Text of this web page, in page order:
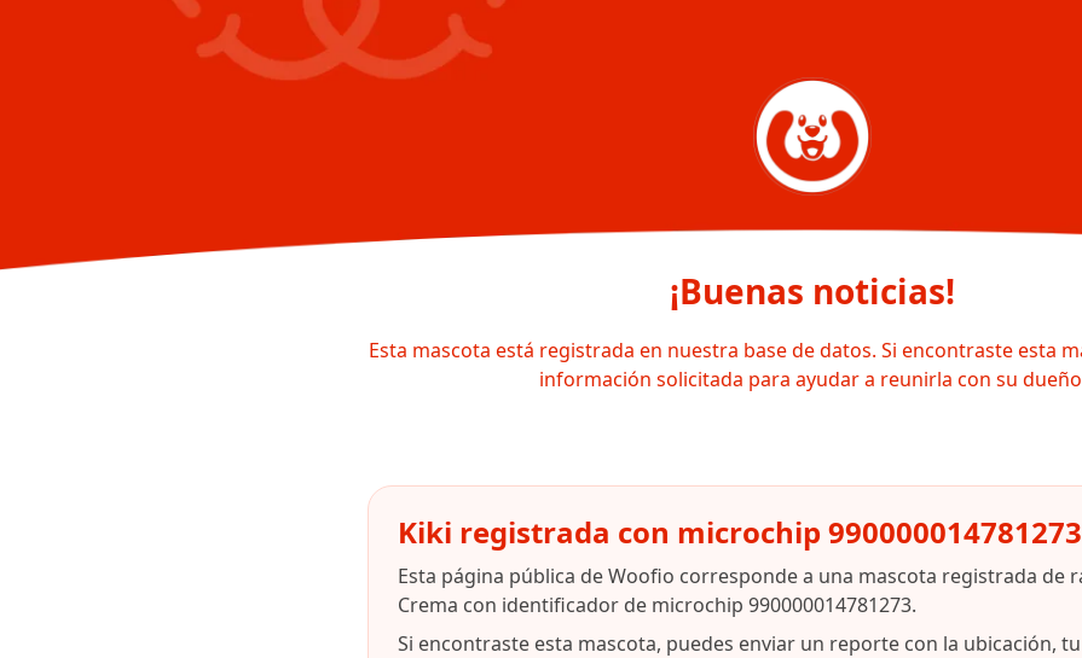
¡Buenas noticias!
Esta mascota está registrada en nuestra base de datos. Si encontraste esta
información solicitada para ayudar a reunirla con su
Kiki registrada con microchip 990000014781273
Esta página pública de Woofio corresponde a una mascota registrada de
Crema con identificador de microchip 990000014781273.
Si encontraste esta mascota, puedes enviar un reporte con la ubicación,